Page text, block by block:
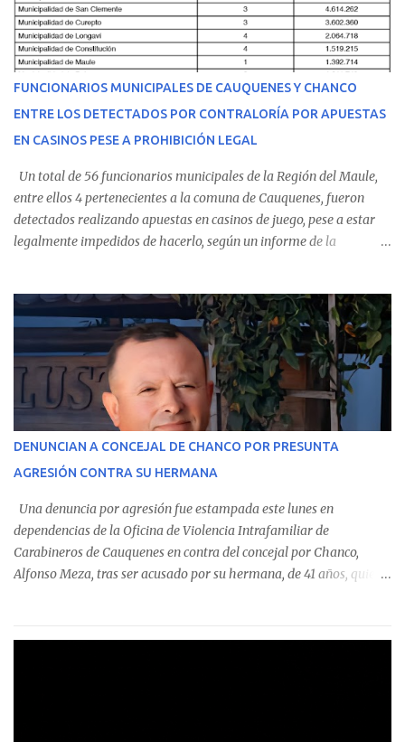
Talca con escolta de Carabineros. En medio del traslado, el
estudiante de medicina de 25 años, se agravó y pese a los esfuerzos
del personal de emergencia terminó falleciendo, sin alcanzar a
recibir atención especializada en el centro de destino. Apenas se
conoció la gravedad de su condición, sus padres —residentes en
Villarrica— se trasladaron a Cauquenes con la esperanza de una
evolución favorable. No obstante, alrededo...
FUNCIONARIOS MUNICIPALES DE CAUQUENES Y CHANCO
ENTRE LOS DETECTADOS POR CONTRALORÍA POR APUESTAS
EN CASINOS PESE A PROHIBICIÓN LEGAL
Un total de 56 funcionarios municipales de la Región del Maule,
entre ellos 4 pertenecientes a la comuna de Cauquenes, fueron
detectados realizando apuestas en casinos de juego, pese a estar
legalmente impedidos de hacerlo, según un informe de la
estableció que estos funcionarios —quienes administran o
custodian fondos públicos— efectuaron transacciones por un
monto total de $116.075.918 entre enero de 2024 y junio de 2025.
En el detalle regional, se indica que en la comuna de Cauquenes se
identificó a cuatro funcionarios involucrados en este tipo de
operaciones. Asimismo, se precisa que uno de los casos
corresponde a un funcionario de la Municipalidad de Chanco,
detectaron incumplimientos a la normativa vigente. El informe
precisa que la mayor cantidad de dinero apostado se registró en
Talca, donde...
DENUNCIAN A CONCEJAL DE CHANCO POR PRESUNTA
AGRESIÓN CONTRA SU HERMANA
Una denuncia por agresión fue estampada este lunes en
dependencias de la Oficina de Violencia Intrafamiliar de
Carabineros de Cauquenes en contra del concejal por Chanco,
Alfonso Meza, tras ser acusado por su hermana, de 41 años, quien
relató que los hechos ocurrieron cerca de las 11:30 horas en el